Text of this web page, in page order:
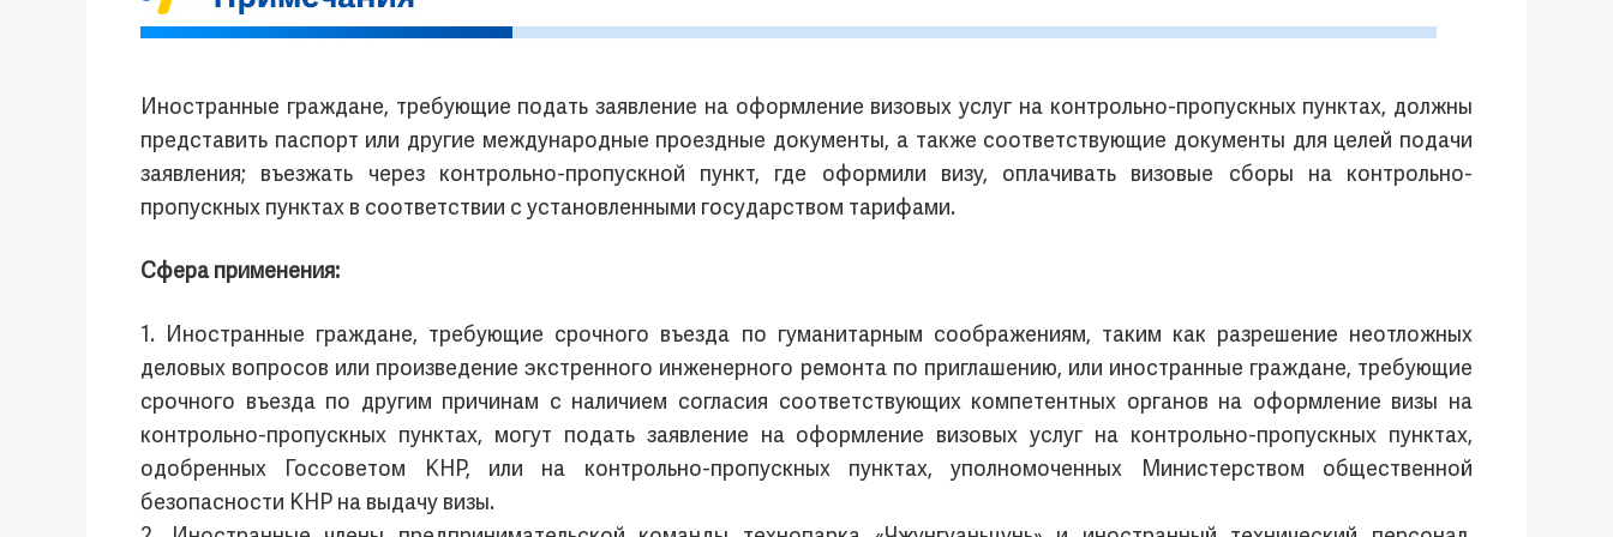
Иностранные граждане, требующие подать заявление на оформление визовых услуг на контрольно-пропускных пунктах, должны
представить паспорт или другие международные проездные документы, а также соответствующие документы для целей подачи
заявления; въезжать через контрольно-пропускной пункт, где оформили визу, оплачивать визовые сборы на контрольно-
пропускных пунктах в соответствии с установленными государством тарифами.
Сфера применения:
1. Иностранные граждане, требующие срочного въезда по гуманитарным соображениям, таким как разрешение неотложных
деловых вопросов или произведение экстренного инженерного ремонта по приглашению, или иностранные граждане, требующие
срочного въезда по другим причинам с наличием согласия соответствующих компетентных органов на оформление визы на
контрольно-пропускных пунктах, могут подать заявление на оформление визовых услуг на контрольно-пропускных пунктах,
одобренных Госсоветом КНР, или на контрольно-пропускных пунктах, уполномоченных Министерством общественной
безопасности КНР на выдачу визы.